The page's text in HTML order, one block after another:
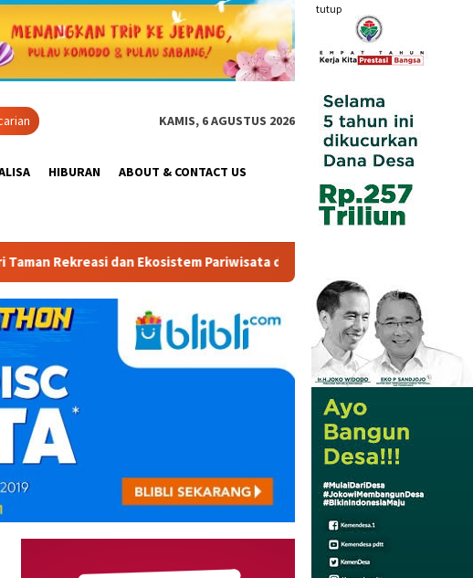
tutup
KAMIS, 6 AGUSTUS 2026
HIBURAN ABOUT & CONTACT US
Ekosistem Pariwisata di Tanah Air Polda Metro Jaya Ungkap